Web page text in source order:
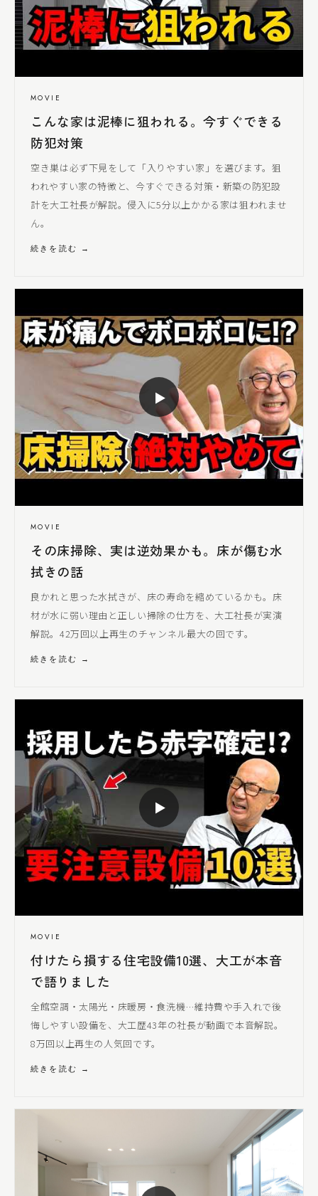
MOVIE
こんな家は泥棒に狙われる。今すぐできる
防犯対策
空き巣は必ず下見をして「入りやすい家」を選びます。狙
われやすい家の特徴と、今すぐできる対策・新築の防犯設
計を大工社長が解説。侵入に5分以上かかる家は狙われませ
ん。
続きを読む →
▶
MOVIE
その床掃除、実は逆効果かも。床が傷む水
拭きの話
良かれと思った水拭きが、床の寿命を縮めているかも。床
材が水に弱い理由と正しい掃除の仕方を、 大工社長が実演
解説。42万回以上再生のチャンネル最大の回です。
続きを読む →
▶
MOVIE
付けたら損する住宅設備10選、大工が本音
で語りました
全館空調・太陽光・床暖房・食洗機…維持費や手入れで後
悔しやすい設備を、大工歴43年の社長が動画で本音解説。
8万回以上再生の人気回です。
続きを読む →